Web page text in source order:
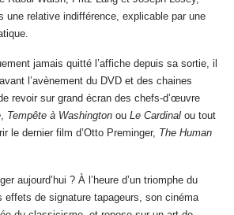
une relative indifférence, explicable par une
jamais quitté l’affiche depuis sa sortie, il
l’avènement du DVD et des chaines
revoir sur grand écran des chefs-d’œuvre
, Tempête à Washington ou Le Cardinal ou tout
le dernier film d’Otto Preminger, The Human
aujourd’hui ? À l’heure d’un triomphe du
effets de signature tapageurs, son cinéma